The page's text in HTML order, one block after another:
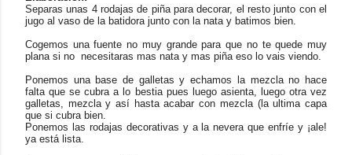
Separas unas 4 rodajas de piña para decorar, el resto junto con el
jugo al vaso de la batidora junto con la nata y batimos bien.
Cogemos una fuente no muy grande para que no te quede muy
plana si no necesitaras mas nata y mas piña eso lo vais viendo.
Ponemos una base de galletas y echamos la mezcla no hace
falta que se cubra a lo bestia pues luego asienta, luego otra vez
galletas, mezcla y así hasta acabar con mezcla (la ultima capa
que si cubra bien.
Ponemos las rodajas decorativas y a la nevera que enfríe y ¡ale!
ya está lista.